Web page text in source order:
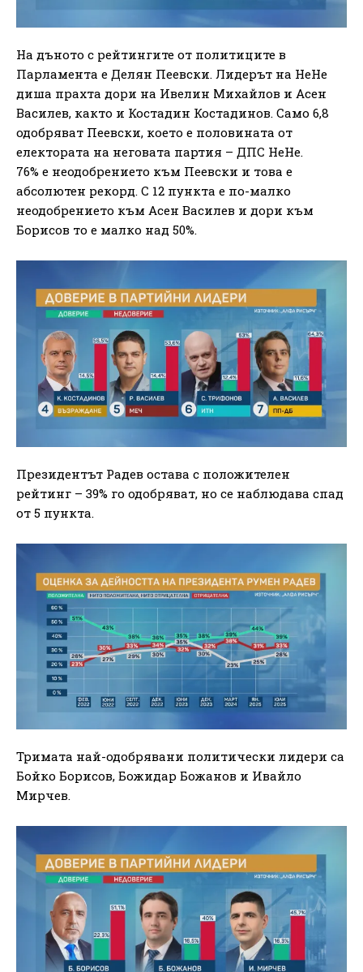
На дъното с рейтингите от политиците в
Парламента е Делян Пеевски. Лидерът на НеНе
диша прахта дори на Ивелин Михайлов и Асен
Василев, както и Костадин Костадинов. Само 6,8
одобряват Пеевски, което е половината от
електората на неговата партия – ДПС НеНе.
76% е неодобрението към Пеевски и това е
абсолютен рекорд. С 12 пункта е по-малко
неодобрението към Асен Василев и дори към
Борисов то е малко над 50%.
Президентът Радев остава с положителен
рейтинг – 39% го одобряват, но се наблюдава спад
от 5 пункта.
Тримата най-одобрявани политически лидери са
Бойко Борисов, Божидар Божанов и Ивайло
Мирчев.